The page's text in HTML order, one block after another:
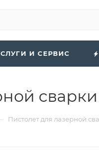
И СЕРВИС
сварки
Пистолет для лазерной